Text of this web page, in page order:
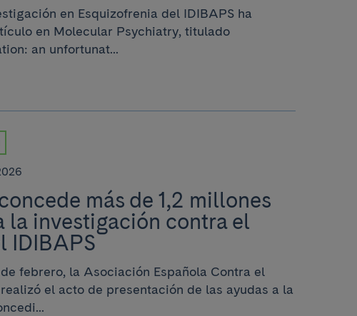
en Esquizofrenia del IDIBAPS ha
en Molecular Psychiatry, titulado
an unfortunat...
más de 1,2 millones
la investigación contra el
IDIBAPS
febrero, la Asociación Española Contra el
el acto de presentación de las ayudas a la